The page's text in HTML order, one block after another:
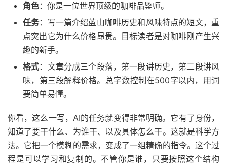
角色：你是一位世界顶级的咖啡品鉴师。
任务：写一篇介绍蓝山咖啡历史和风味特点的短文，重
点突出它为什么价格昂贵。目标读者是对咖啡刚产生兴
趣的新手。
格式：文章分成三个段落，第一段讲历史，第二段讲风
味，第三段解释价格。总字数控制在500字以内，用词
要简单易懂。
你看，这么一写，AI的任务就变得非常明确。它有了身份，
知道了要干什么、为谁干、以及具体怎么干。这就是科学方
法。它把一个模糊的需求，变成了一组精确的指令。这个过
程是可以学习和复制的。不管你是谁，只要按照这个结构